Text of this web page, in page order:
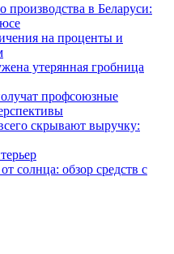
производства в Беларуси:
на проценты и
утерянная гробница
профсоюзные
скрывают выручку:
солнца: обзор средств с